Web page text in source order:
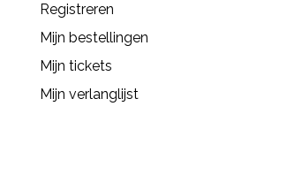
Registreren
Mijn bestellingen
Mijn tickets
Mijn verlanglijst